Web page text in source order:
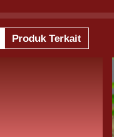
Produk Terkait